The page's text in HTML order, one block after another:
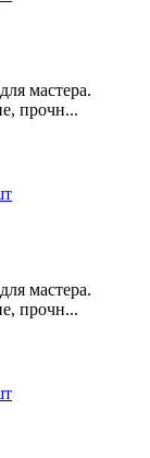
мастера.
прочн...
мастера.
прочн...